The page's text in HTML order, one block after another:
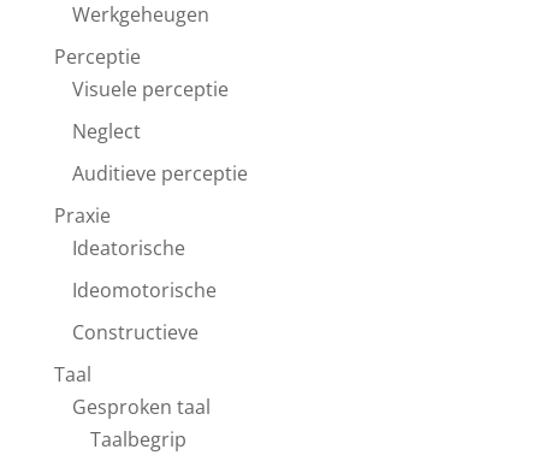
Werkgeheugen
Perceptie
Visuele perceptie
Neglect
Auditieve perceptie
Praxie
Ideatorische
Ideomotorische
Constructieve
Taal
Gesproken taal
Taalbegrip